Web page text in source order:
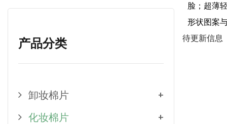
产品分类
卸妆棉片
+
化妆棉片
+
脸；超薄
形状图案
待更新信息